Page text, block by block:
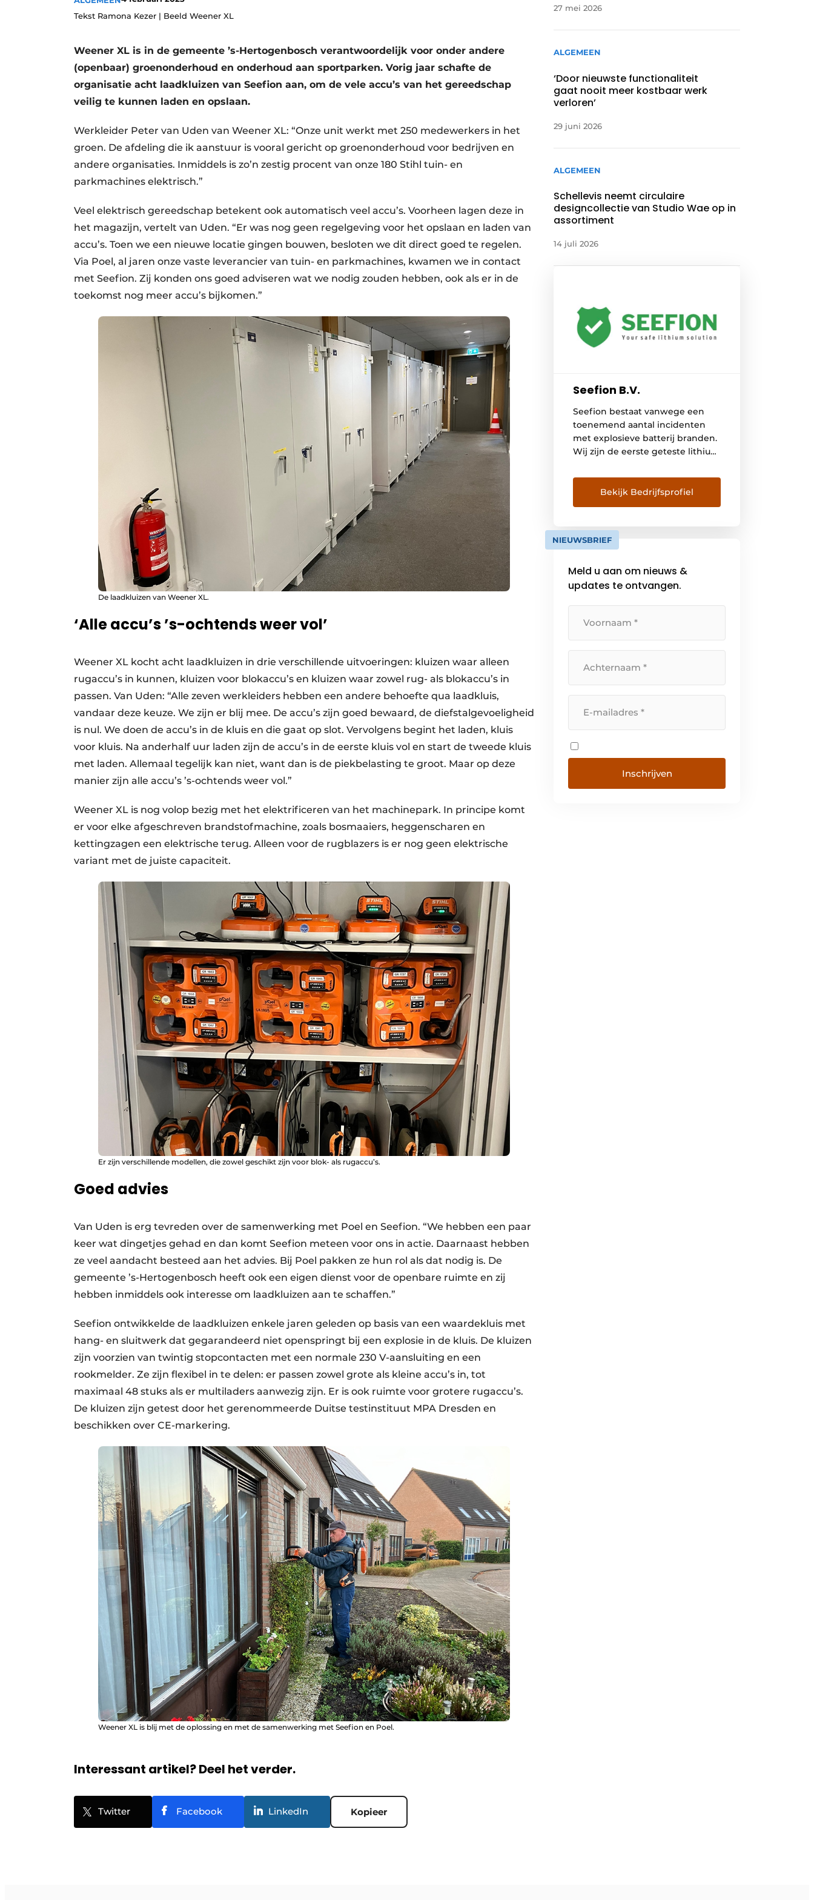
Save the Date
Vacatures
Video’s
Tekst Ramona Kezer | Beeld Weener XL
Weener XL is in de gemeente ’s-Hertogenbosch verantwoordelijk voor onder andere
(openbaar) groenonderhoud en onderhoud aan sportparken. Vorig jaar schafte de
organisatie acht laadkluizen van Seefion aan, om de vele accu’s van het gereedschap
veilig te kunnen laden en opslaan.
Werkleider Peter van Uden van Weener XL: “Onze unit werkt met 250 medewerkers in het
groen. De afdeling die ik aanstuur is vooral gericht op groenonderhoud voor bedrijven en
andere organisaties. Inmiddels is zo’n zestig procent van onze 180 Stihl tuin- en
parkmachines elektrisch.”
Veel elektrisch gereedschap betekent ook automatisch veel accu’s. Voorheen lagen deze in
het magazijn, vertelt van Uden. “Er was nog geen regelgeving voor het opslaan en laden van
accu’s. Toen we een nieuwe locatie gingen bouwen, besloten we dit direct goed te regelen.
Via Poel, al jaren onze vaste leverancier van tuin- en parkmachines, kwamen we in contact
met Seefion. Zij konden ons goed adviseren wat we nodig zouden hebben, ook als er in de
toekomst nog meer accu’s bijkomen.”
De laadkluizen van Weener XL.
‘Alle accu’s ’s-ochtends weer vol’
Weener XL kocht acht laadkluizen in drie verschillende uitvoeringen: kluizen waar alleen
rugaccu’s in kunnen, kluizen voor blokaccu’s en kluizen waar zowel rug- als blokaccu’s in
passen. Van Uden: “Alle zeven werkleiders hebben een andere behoefte qua laadkluis,
vandaar deze keuze. We zijn er blij mee. De accu’s zijn goed bewaard, de diefstalgevoeligheid
is nul. We doen de accu’s in de kluis en die gaat op slot. Vervolgens begint het laden, kluis
voor kluis. Na anderhalf uur laden zijn de accu’s in de eerste kluis vol en start de tweede kluis
met laden. Allemaal tegelijk kan niet, want dan is de piekbelasting te groot. Maar op deze
manier zijn alle accu’s ’s-ochtends weer vol.”
Weener XL is nog volop bezig met het elektrificeren van het machinepark. In principe komt
er voor elke afgeschreven brandstofmachine, zoals bosmaaiers, heggenscharen en
kettingzagen een elektrische terug. Alleen voor de rugblazers is er nog geen elektrische
variant met de juiste capaciteit.
Er zijn verschillende modellen, die zowel geschikt zijn voor blok- als rugaccu’s.
Goed advies
Van Uden is erg tevreden over de samenwerking met Poel en Seefion. “We hebben een paar
keer wat dingetjes gehad en dan komt Seefion meteen voor ons in actie. Daarnaast hebben
ze veel aandacht besteed aan het advies. Bij Poel pakken ze hun rol als dat nodig is. De
gemeente ’s-Hertogenbosch heeft ook een eigen dienst voor de openbare ruimte en zij
hebben inmiddels ook interesse om laadkluizen aan te schaffen.”
Seefion ontwikkelde de laadkluizen enkele jaren geleden op basis van een waardekluis met
hang- en sluitwerk dat gegarandeerd niet openspringt bij een explosie in de kluis. De kluizen
zijn voorzien van twintig stopcontacten met een normale 230 V-aansluiting en een
rookmelder. Ze zijn flexibel in te delen: er passen zowel grote als kleine accu’s in, tot
maximaal 48 stuks als er multiladers aanwezig zijn. Er is ook ruimte voor grotere rugaccu’s.
De kluizen zijn getest door het gerenommeerde Duitse testinstituut MPA Dresden en
beschikken over CE-markering.
Weener XL is blij met de oplossing en met de samenwerking met Seefion en Poel.
Interessant artikel? Deel het verder.
Twitter Facebook LinkedIn Kopieer
27 mei 2026
ALGEMEEN
‘Door nieuwste functionaliteit
gaat nooit meer kostbaar werk
verloren’
29 juni 2026
ALGEMEEN
Schellevis neemt circulaire
designcollectie van Studio Wae op in
assortiment
14 juli 2026
Seefion B.V.
Seefion bestaat vanwege een
toenemend aantal incidenten
met explosieve batterij branden.
Wij zijn de eerste geteste lithium
wensen van de verzekeraars.
Bekijk Bedrijfsprofiel
NIEUWSBRIEF
Meld u aan om nieuws &
updates te ontvangen.